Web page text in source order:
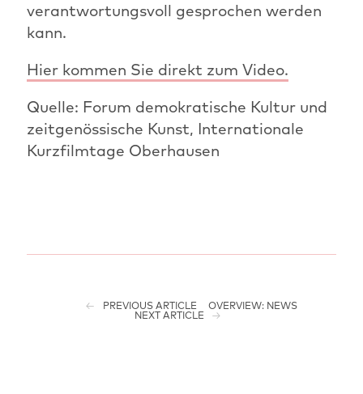
verantwortungsvoll gesprochen werden
kann.
Hier kommen Sie direkt zum Video.
Quelle: Forum demokratische Kultur und
zeitgenössische Kunst, Internationale
Kurzfilmtage Oberhausen
PREVIOUS ARTICLE
OVERVIEW: NEWS
NEXT ARTICLE